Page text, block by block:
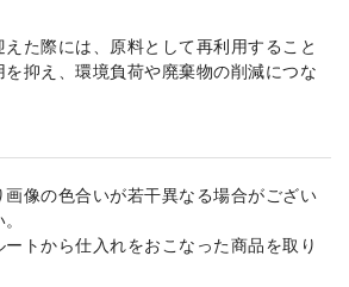
た際には、原料として再利用すること
抑え、環境負荷や廃棄物の削減につな
像の色合いが若干異なる場合がござい
トから仕入れをおこなった商品を取り